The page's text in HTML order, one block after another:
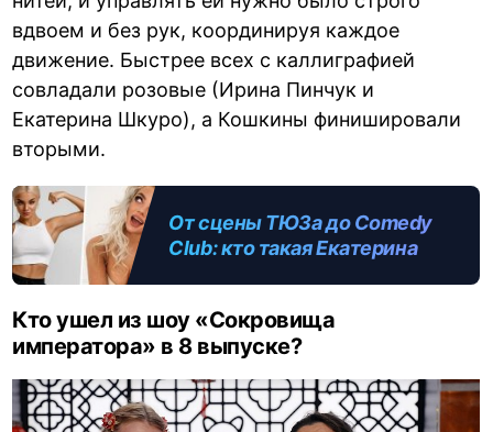
вдвоем и без рук, координируя каждое
движение. Быстрее всех с каллиграфией
совладали розовые (Ирина Пинчук и
Екатерина Шкуро), а Кошкины финишировали
вторыми.
От сцены ТЮЗа до Comedy
Club: кто такая Екатерина
Кто ушел из шоу «Сокровища
императора» в 8 выпуске?